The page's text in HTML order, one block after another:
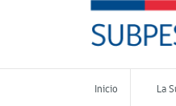
-
de
Pesca
Inicio La